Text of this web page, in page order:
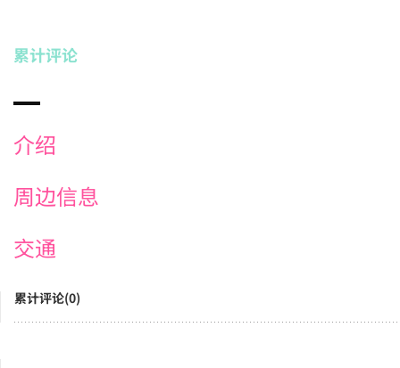
累计评论
介绍
周边信息
交通
累计评论(0)